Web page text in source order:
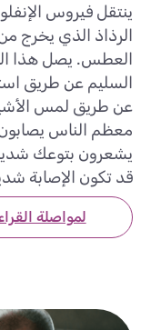
ينتقل فيروس
الرذاذ الذي يخرج
العطس. يصل هذا
السليم عن طريق
عن طريق لمس
معظم الناس
يشعرون بتوعك شديد
قد تكون الإصابة
لمواصلة